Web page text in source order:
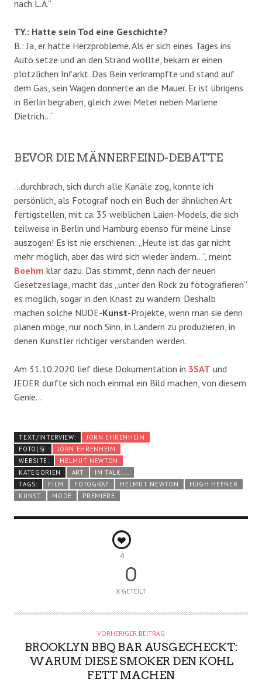
nach L.A.“
TY.: Hatte sein Tod eine Geschichte?
B.: Ja, er hatte Herzprobleme. Als er sich eines Tages ins
Auto setze und an den Strand wollte, bekam er einen
plötzlichen Infarkt. Das Bein verkrampfte und stand auf
dem Gas, sein Wagen donnerte an die Mauer. Er ist übrigens
in Berlin begraben, gleich zwei Meter neben Marlene
Dietrich…“
BEVOR DIE MÄNNERFEIND-DEBATTE
…durchbrach, sich durch alle Kanäle zog, konnte ich
persönlich, als Fotograf noch ein Buch der ähnlichen Art
fertigstellen, mit ca. 35 weiblichen Laien-Models, die sich
teilweise in Berlin und Hamburg ebenso für meine Linse
auszogen! Es ist nie erschienen: „Heute ist das gar nicht
mehr möglich, aber das wird sich wieder ändern…“, meint
Boehm klar dazu. Das stimmt, denn nach der neuen
Gesetzeslage, macht das „unter den Rock zu fotografieren“
es möglich, sogar in den Knast zu wandern. Deshalb
machen solche NUDE-Kunst-Projekte, wenn man sie denn
planen möge, nur noch Sinn, in Ländern zu produzieren, in
denen Künstler richtiger verstanden werden.
Am 31.10.2020 lief diese Dokumentation in 3SAT und
JEDER durfte sich noch einmal ein Bild machen, von diesem
Genie…
TEXT/INTERVIEW:
JÖRN EHRENHEIM
FOTO(S):
JÖRN EHRENHEIM
WEBSITE:
HELMUT NEWTON
KATEGORIEN
ART
IM TALK....
TAGS:
FILM FOTOGRAF HELMUT NEWTON
HUGH HEFNER
KUNST
MODE PREMIERE
4
0
X GETEILT
VORHERIGER BEITRAG
BROOKLYN BBQ BAR AUSGECHECKT:
WARUM DIESE SMOKER DEN KOHL
FETT MACHEN